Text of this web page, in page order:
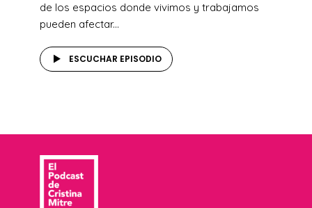
de los espacios donde vivimos y trabajamos
pueden afectar...
ESCUCHAR EPISODIO